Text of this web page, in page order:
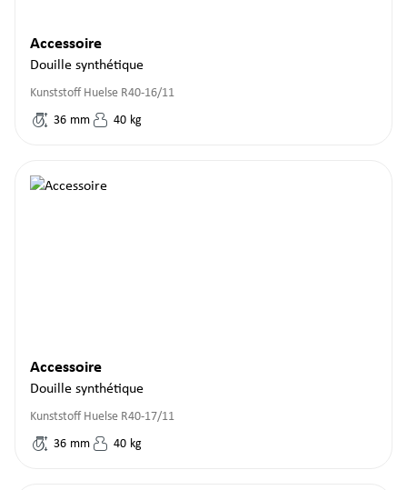
Accessoire
Douille synthétique
Kunststoff Huelse R40-16/11
36 mm 40 kg
Accessoire
Douille synthétique
Kunststoff Huelse R40-17/11
36 mm 40 kg